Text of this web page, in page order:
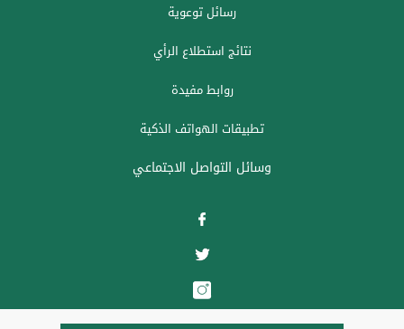
رسائل توعوية
نتائج استطلاع الرأي
روابط مفيدة
تطبيقات الهواتف الذكية
وسائل التواصل الاجتماعي